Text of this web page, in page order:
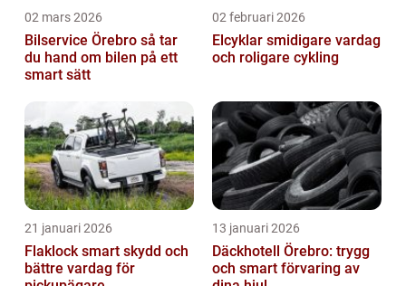
02 mars 2026
Bilservice Örebro så tar
du hand om bilen på ett
smart sätt
02 februari 2026
Elcyklar smidigare vardag
och roligare cykling
21 januari 2026
Flaklock smart skydd och
bättre vardag för
13 januari 2026
Däckhotell Örebro: trygg
och smart förvaring av